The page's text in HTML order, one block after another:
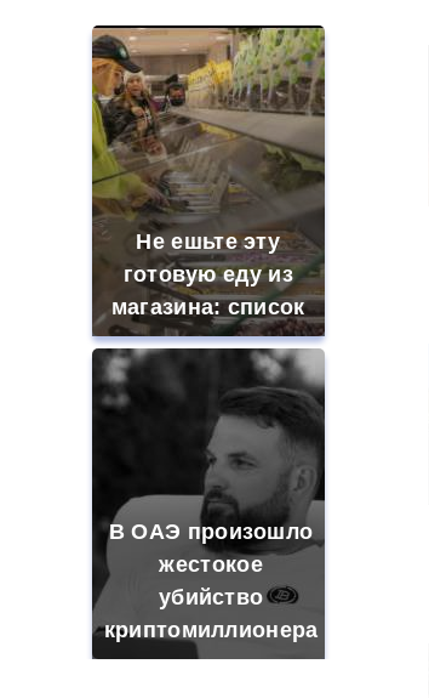
Не ешьте эту
готовую еду из
магазина: список
В ОАЭ произошло
жестокое
убийство
криптомиллионера